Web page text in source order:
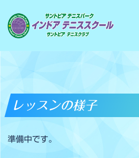
レッスンの様子
準備中です。